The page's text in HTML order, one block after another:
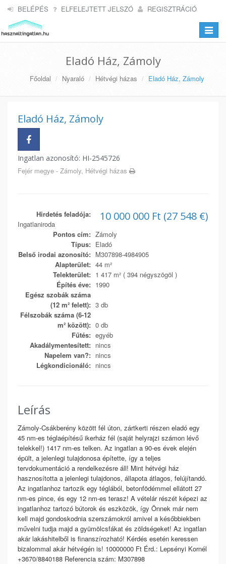
BELÉPÉS ELFELEJTETT JELSZÓ REGISZTRÁCIÓ
Toggle
Eladó Ház, Zámoly
Főoldal Nyaraló Hétvégi házas Eladó Ház, Zámoly
Eladó Ház, Zámoly
Ingatlan azonosító: HI-2545726
Fejér megye - Zámoly, Hétvégi házas
10 000 000 Ft (27 548 €)
Hirdetés feladója:
Ingatlaniroda
Pontos cím: Zámoly
Típus: Eladó
Belső irodai azonosító: M307898-4984905
Alapterület: 44 m²
Telekterület: 1 417 m² ( 394 négyszögöl )
Építés éve: 1990
Egész szobák száma
(12 m² felett): 3 db
Félszobák száma (6-12
m² között): 0 db
Fűtés: egyéb
Akadálymentesített: nincs
Napelem van?: nincs
Légkondicionáló: nincs
Leírás
Zámoly-Csákberény között fél úton, zártkerti részen eladó egy
45 nm-es téglaépítésű ikerház fél (saját helyrajzi számon lévő
telekkel!) 1417 nm-es telken. Az ingatlan a 90-es évek elején
épült, a jelenlegi tulajdonosa építette, így a teljes
tervdokumentáció a rendelkezésre áll! Mint hétvégi ház
hasznosította a jelenlegi tulajdonos, állapota átlagos, felújítandó.
Az ingatlanhoz tartozik egy téglából, betonfödémmel ellátott 27
nm-es pince, és egy 12 nm-es terasz! A vételár részét képezi az
ingatlanhoz tartozó bútorok és eszközök, így Önnek már nem
kell majd gondoskodnia szerszámokról amivel a későbbiekben
művelni tudja majd a gyümölcsfákat és zöldségeket! Az ingatlan
akár lakáshitelből is finanszírozható! Kérdés esetén keressen
bizalommal akár hétvégén is! 10000000 Ft Érd.: Lepsényi Kornél
+3670/8840188 Referencia szám: M307898